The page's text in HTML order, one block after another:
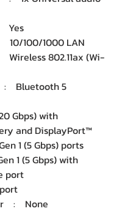
Yes
100/1000 LAN
802.11ax (Wi-
Bluetooth 5
Gbps) with
and DisplayPort™
1 (5 Gbps) ports
1 (5 Gbps) with
port
: None